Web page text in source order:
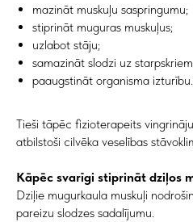
mazināt muskuļu saspringumu;
stiprināt muguras muskuļus;
uzlabot stāju;
samazināt slodzi uz
paaugstināt organisma izturību.
Tieši tāpēc fizioterapeits
atbilstoši cilvēka veselības
Kāpēc svarīgi stiprināt dziļos
Dziļie mugurkaula muskuļi
pareizu slodzes sadalījumu.